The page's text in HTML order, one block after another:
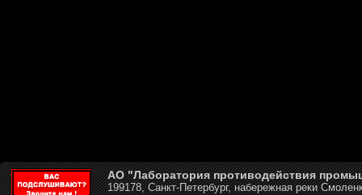
АО "Лаборатория противодействия
199178, Санкт-Петербург, набережная реки